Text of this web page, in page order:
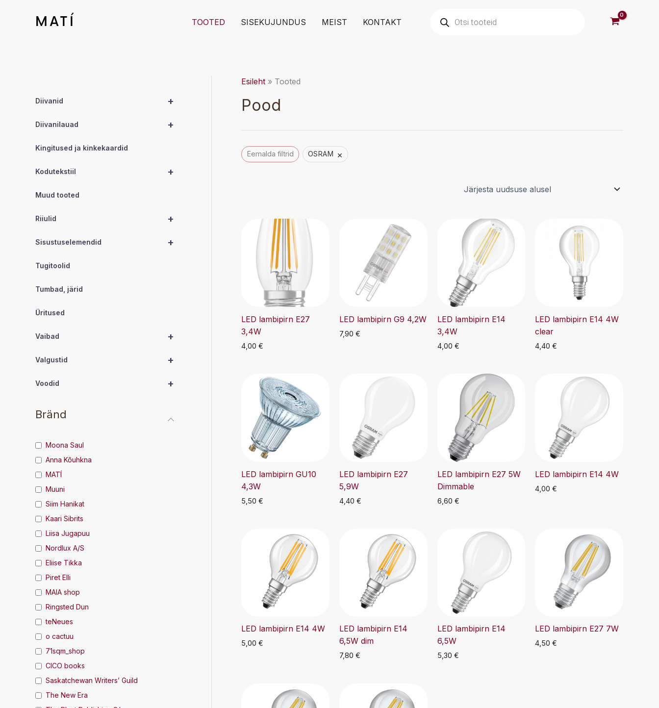
MATÍ TOOTED SISEKUJUNDUS MEIST KONTAKT
search
+
Diivanid
+
Diivanilauad
Kingitused ja kinkekaardid
+
Kodutekstiil
Muud tooted
+
Riiulid
+
Sisustuselemendid
Tugitoolid
Tumbad, järid
Üritused
+
Vaibad
+
Valgustid
+
Voodid
Bränd
Moona Saul
Anna Kõuhkna
MATÍ
Muuni
Siim Hanikat
Kaari Sibrits
Liisa Jugapuu
Nordlux A/S
Eliise Tikka
Piret Elli
MAIA shop
Ringsted Dun
teNeues
o cactuu
71sqm_shop
CICO books
Saskatchewan Writers’ Guild
The New Era
Esileht Tooted
Pood
Eemalda filtrid OSRAM ×
LED lambipirn E27
3,4W
4,00 €
LED lambipirn G9 4,2W
7,90 €
LED lambipirn E14
3,4W
4,00 €
LED lambipirn E14 4W
clear
4,40€
LED lambipirn GU10
4,3W
5,50 €
LED lambipirn E27
5,9W
4,40 €
LED lambipirn E27 5W
Dimmable
6,60 €
LED lambipirn E14 4W
4,00€
LED lambipirn E14 4W
5,00 €
LED lambipirn E14
6,5W dim
7,80 €
LED lambipirn E14
6,5W
5,30 €
LED lambipirn E27 7W
4,50€